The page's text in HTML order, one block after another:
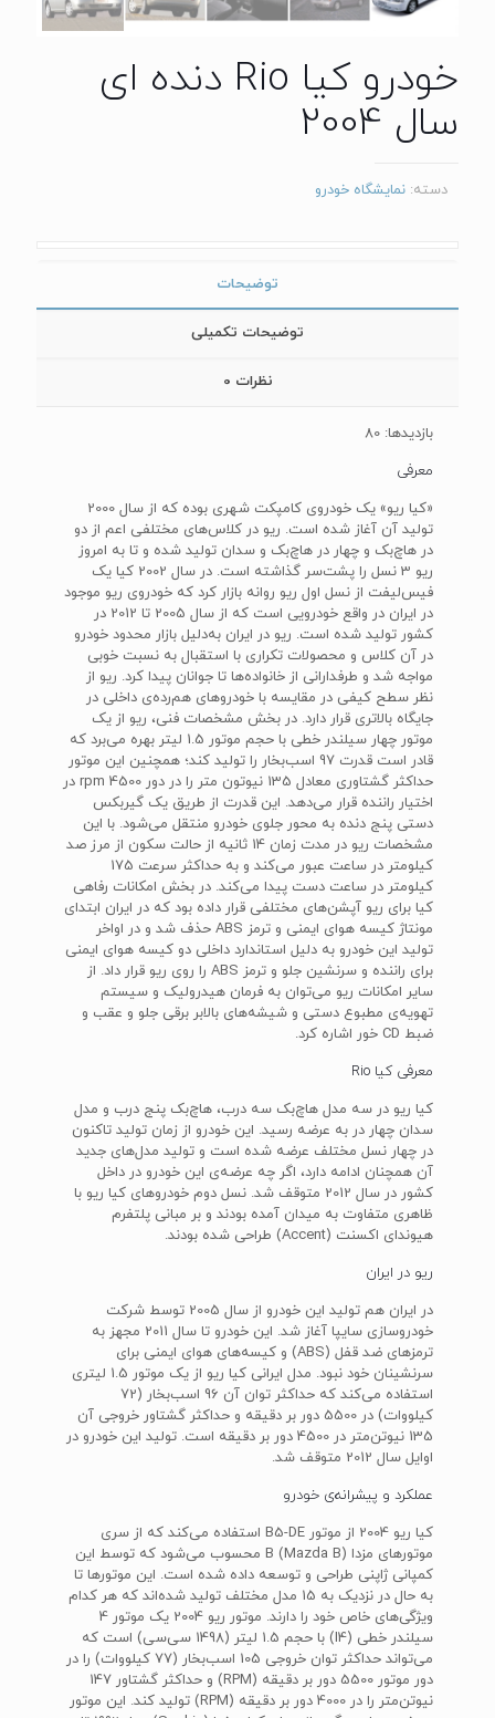
خودرو کیا Rio دنده ای
سال 2004
دسته: نمایشگاه خودرو
توضیحات
توضیحات تکمیلی
نظرات 0
بازدیدها: 80
معرفی
«کیا ریو» یک خودروی کامپکت شهری بوده که از سال 2000
تولید آن آغاز شده است. ریو در کلاس‌های مختلفی اعم از دو
در هاچ‌بک و چهار در هاچ‌بک و سدان تولید شده و تا به امروز
ریو 3 نسل را پشت‌سر گذاشته است. در سال 2002 کیا یک
فیس‌لیفت از نسل اول ریو روانه بازار کرد که خودروی ریو موجود
در ایران در واقع خودرویی است که از سال 2005 تا 2012 در
کشور تولید شده است. ریو در ایران به‌دلیل بازار محدود خودرو
در آن کلاس و محصولات تکراری با استقبال به نسبت خوبی
مواجه شد و طرفدارانی از خانواده‌ها تا جوانان پیدا کرد. ریو از
نظر سطح کیفی در مقایسه با خودروهای هم‌رده‌ی داخلی در
جایگاه بالاتری قرار دارد. در بخش مشخصات فنی، ریو از یک
موتور چهار سیلندر خطی با حجم موتور 1.5 لیتر بهره می‌برد که
قادر است قدرت 97 اسب‌بخار را تولید کند؛ همچنین این موتور
حداکثر گشتاوری معادل 135 نیوتون متر را در دور 4500 rpm‌ در
اختیار راننده قرار می‌دهد. این قدرت از طریق یک گیربکس
دستی پنج دنده به محور جلوی خودرو منتقل می‌شود. با این
مشخصات ریو در مدت زمان 14 ثانیه از حالت سکون از مرز صد
کیلومتر در ساعت عبور می‌کند و به حداکثر سرعت 175
کیلومتر در ساعت دست پیدا می‌کند. در بخش امکانات رفاهی
کیا برای ریو آپشن‌های مختلفی قرار داده بود که در ایران ابتدای
مونتاژ کیسه هوای ایمنی و ترمز ‌ABS‌‌‌ حذف شد و در اواخر
تولید این خودرو به دلیل استاندارد داخلی دو کیسه هوای ایمنی
برای راننده و سرنشین جلو و ترمز ABS را روی ریو قرار داد. از
سایر امکانات ریو می‌توان به فرمان هیدرولیک و سیستم
تهویه‌ی مطبوع دستی و شیشه‌های بالابر برقی جلو و عقب و
ضبط CD خور اشاره کرد.
معرفی کیا Rio
کیا ریو در سه مدل هاچ‌بک سه درب، هاچ‌بک پنج درب و مدل
سدان چهار در به عرضه رسید. این خودرو از زمان تولید تاکنون
در چهار نسل مختلف عرضه شده است و تولید مدل‌های جدید
آن همچنان ادامه دارد، اگر چه عرضه‌ی این خودرو در داخل
کشور در سال 2012 متوقف شد. نسل دوم خودروهای کیا ریو با
ظاهری متفاوت به میدان آمده بودند و بر مبانی پلتفرم
هیوندای اکسنت (Accent) طراحی شده بودند.
ریو در ایران
در ایران هم تولید این خودرو از سال 2005 توسط شرکت
خودروسازی سایپا آغاز شد. این خودرو تا سال 2011 مجهز به
ترمزهای ضد قفل (ABS) و کیسه‌های هوای ایمنی برای
سرنشینان خود نبود. مدل ایرانی کیا ریو از یک موتور 1.5 لیتری
استفاده می‌کند که حداکثر توان آن 96 اسب‌بخار (72
کیلووات) در 5500 دور بر دقیقه و حداکثر گشتاور خروجی آن
135 نیوتن‌متر در 4500 دور بر دقیقه است. تولید این خودرو در
اوایل سال 2012 متوقف شد.
عملکرد و پیشرانه‌ی خودرو
کیا ریو 2004 از موتور B5-DE استفاده می‌کند که از سری
موتورهای مزدا B (Mazda B) محسوب می‌شود که توسط این
کمپانی ژاپنی طراحی و توسعه داده شده است. این موتورها تا
به حال در نزدیک به 15 مدل مختلف تولید شده‌اند که هر کدام
ویژگی‌های خاص خود را دارند. موتور ریو 2004 یک موتور 4
سیلندر خطی (I4) با حجم 1.5 لیتر (1498 سی‌سی) است که
می‌تواند حداکثر توان خروجی 105 اسب‌بخار (77 کیلووات) را در
دور موتور 5500 دور بر دقیقه (RPM) و حداکثر گشتاور 147
نیوتن‌متر را در 4000 دور بر دقیقه (RPM) تولید کند. این موتور